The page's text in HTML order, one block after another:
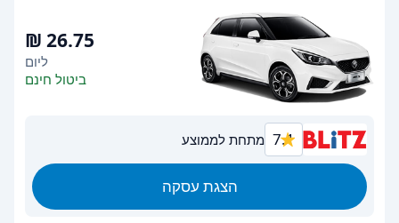
ליום
ביטול חינם
7.1 מתחת לממוצע
הצגת עסקה